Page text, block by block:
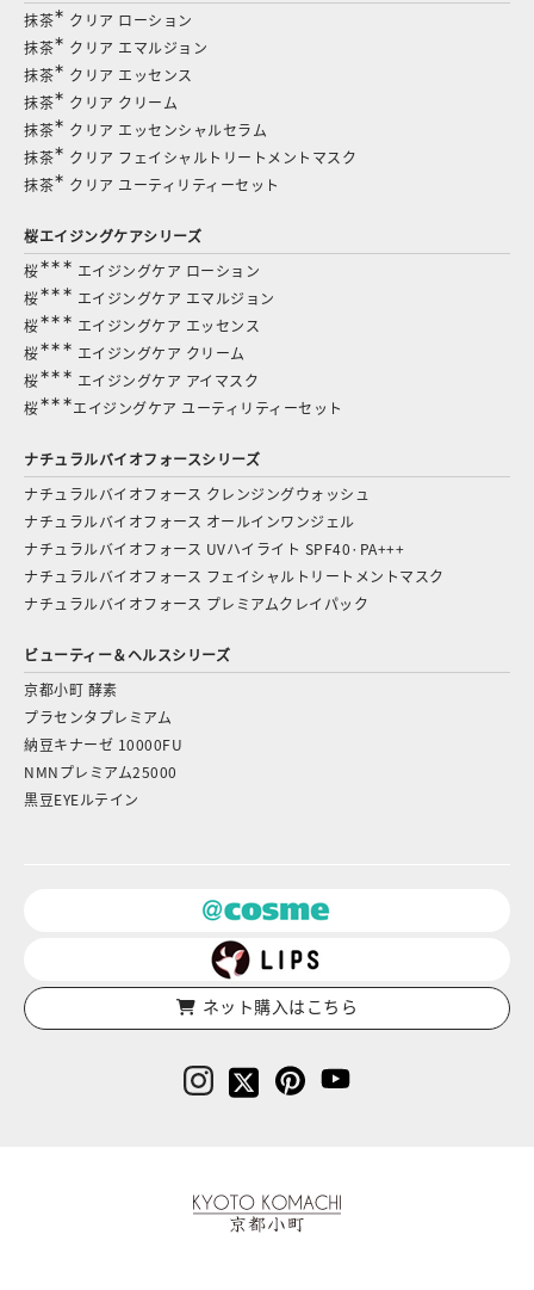
抹茶∗ クリア ローション
抹茶∗ クリア エマルジョン
抹茶∗ クリア エッセンス
抹茶∗ クリア クリーム
抹茶∗ クリア エッセンシャルセラム
抹茶∗ クリア フェイシャルトリートメントマスク
抹茶∗ クリア ユーティリティーセット
桜エイジングケアシリーズ
桜∗∗∗ エイジングケア ローション
桜∗∗∗ エイジングケア エマルジョン
桜∗∗∗ エイジングケア エッセンス
桜∗∗∗ エイジングケア クリーム
桜∗∗∗ エイジングケア アイマスク
桜∗∗∗エイジングケア ユーティリティーセット
ナチュラルバイオフォースシリーズ
ナチュラルバイオフォース クレンジングウォッシュ
ナチュラルバイオフォース オールインワンジェル
ナチュラルバイオフォース UVハイライト SPF40·PA+++
ナチュラルバイオフォース フェイシャルトリートメントマスク
ナチュラルバイオフォース プレミアムクレイパック
ビューティー＆ヘルスシリーズ
京都小町 酵素
プラセンタプレミアム
納豆キナーゼ 10000FU
NMNプレミアム25000
黒豆EYEルテイン
ネット購入はこちら